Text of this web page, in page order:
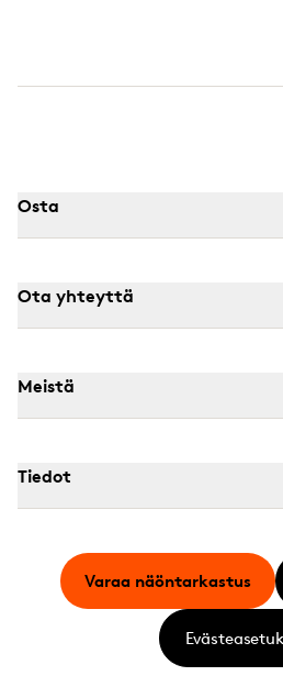
Osta
Ota yhteyttä
Meistä
Tiedot
Varaa näöntarkastus